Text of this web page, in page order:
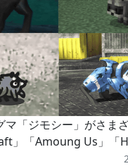
マ「ジモシー」がさま
」「Amoung Us」「